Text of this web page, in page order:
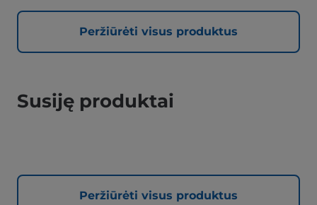
Peržiūrėti visus produktus
Susiję produktai
Peržiūrėti visus produktus